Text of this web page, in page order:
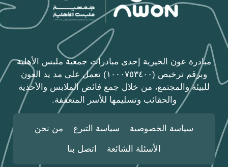
مبادرة عون الخيرية إحدى مبادرات جمعية ملبس الأهلية
وبرقم ترخيص (١٠٠٠٧٥٣٤٠٠) تعمل على مد يد العون
للبيئة والمجتمع، من خلال جمع فائض الملابس والأحذية
والحقائب وتسليمها للأسر المتعففة.
سياسة الخصوصية سياسة التبرع من نحن
الأسئلة الشائعة اتصل بنا